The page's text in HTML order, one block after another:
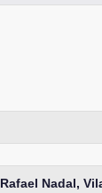
Rafael Nadal,